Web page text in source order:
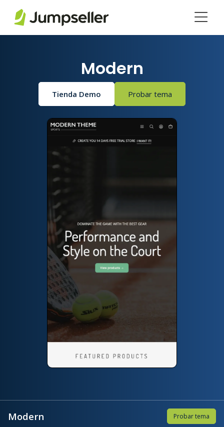
Modern
Tienda Demo Probar tema
Modern Probar tema